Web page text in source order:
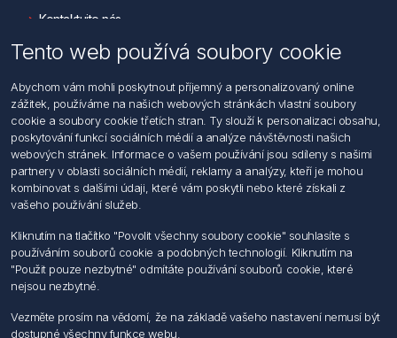
Kontaktujte nás
Hledat
Dodržování předpisů
Zásady zpracování osobních údajů fyzických osob
Podmínky zasílání elektronických dokumentu
Všeobecné dodací a obchodní podmínky
Informace o nakládaní s elektroodpadem
Můj účet
Můj účet
Objednávky
Adresy
Tento web používá soubory cookie
Abychom vám mohli poskytnout příjemný a personalizovaný online
zážitek, používáme na našich webových stránkách vlastní soubory
cookie a soubory cookie třetích stran. Ty slouží k personalizaci obsahu,
poskytování funkcí sociálních médií a analýze návštěvnosti našich
webových stránek. Informace o vašem používání jsou sdíleny s našimi
partnery v oblasti sociálních médií, reklamy a analýzy, kteří je mohou
kombinovat s dalšími údaji, které vám poskytli nebo které získali z
vašeho používání služeb.
Kliknutím na tlačítko "Povolit všechny soubory cookie" souhlasíte s
používáním souborů cookie a podobných technologií. Kliknutím na
"Použit pouze nezbytné" odmítáte používání souborů cookie, které
nejsou nezbytné.
Vezměte prosím na vědomí, že na základě vašeho nastavení nemusí být
dostupné všechny funkce webu.